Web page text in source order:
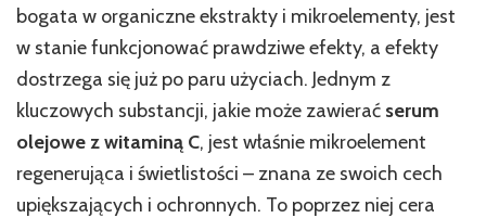
bogata w organiczne ekstrakty i mikroelementy, jest
w stanie funkcjonować prawdziwe efekty, a efekty
dostrzega się już po paru użyciach. Jednym z
kluczowych substancji, jakie może zawierać serum
olejowe z witaminą C, jest właśnie mikroelement
regenerująca i świetlistości – znana ze swoich cech
upiększających i ochronnych. To poprzez niej cera